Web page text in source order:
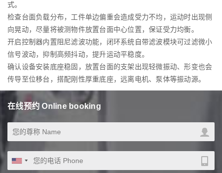
式。
检查台面负载分布，工件单边偏重会造成受力不均，运动时出现侧
向晃动，尽量将被测物件放置台面中心位置，保证受力均衡。
开启控制器内置阻尼滤波功能，闭环系统自带滤波模块可过滤微小
信号波动，抑制高频抖动，提升运动平稳度。
确认设备安装底座稳固，放置台面的支架出现轻微振动、形变也会
传导至位移台，搭配刚性厚重底座，远离电机、泵体等振动源。
在线预约 Online booking